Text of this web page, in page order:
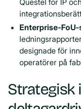
Questel för IP
Enterprise-
designade för
operatörer på
Strategisk